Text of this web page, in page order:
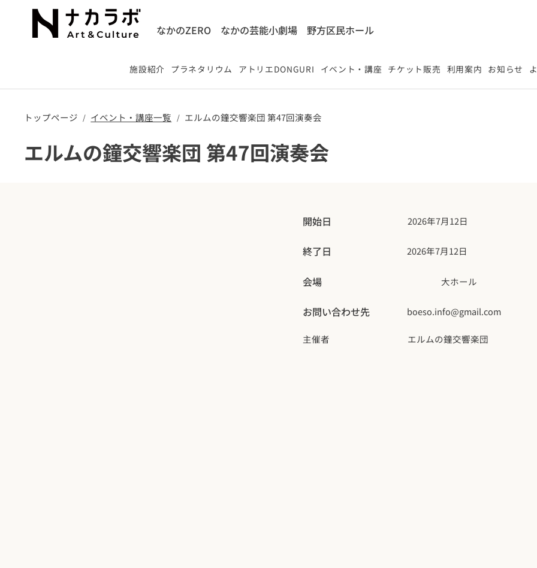
なかのZERO なかの芸能小劇場 ​野方区民ホール
施設紹介 プラネタリウム アトリエDONGURI イベント・講座 チケット販売 利用案内 お知らせ
トップページ / ​イベント・講座一覧 / エルムの鐘交響楽団 第47回演奏会
エルムの鐘交響楽団 第47回演奏会
開始日 2026年7月12日
終了日 2026年7月12日
会場 大ホール
お問い合わせ先 boeso.info@gmail.com
主催者 エルムの鐘交響楽団